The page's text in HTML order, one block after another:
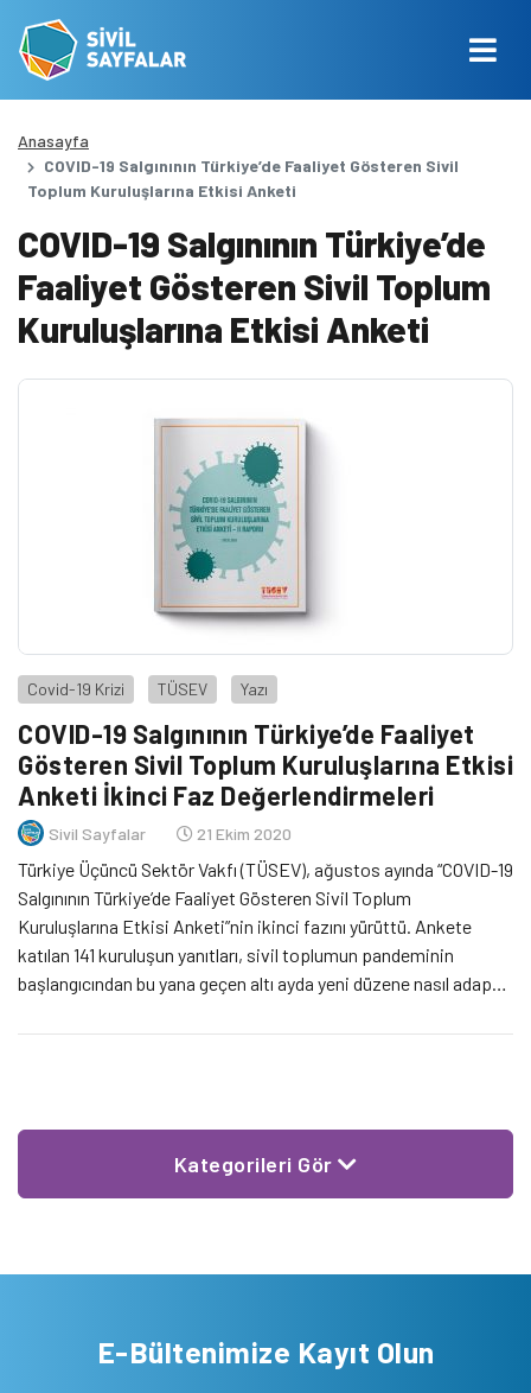
Anasayfa
COVID-19 Salgınının Türkiye’de Faaliyet Gösteren Sivil
Toplum Kuruluşlarına Etkisi Anketi
COVID-19 Salgınının Türkiye’de
Faaliyet Gösteren Sivil Toplum
Kuruluşlarına Etkisi Anketi
Covid-19 Krizi TÜSEV Yazı
COVID-19 Salgınının Türkiye’de Faaliyet
Gösteren Sivil Toplum Kuruluşlarına Etkisi
Anketi İkinci Faz Değerlendirmeleri
Sivil Sayfalar 21 Ekim 2020
Türkiye Üçüncü Sektör Vakfı (TÜSEV), ağustos ayında “COVID-19
Salgınının Türkiye’de Faaliyet Gösteren Sivil Toplum
Kuruluşlarına Etkisi Anketi”nin ikinci fazını yürüttü. Ankete
katılan 141 kuruluşun yanıtları, sivil toplumun pandeminin
başlangıcından bu yana geçen altı ayda yeni düzene nasıl adapte
belirginleştiğiyle ilgili yeni veriler sundu. Birinci anketten farklı
katkıda bulundu. Onur Sazak TÜSEV'in ayın yazısında ikinci
ankette sorulan yeni soruların katkılarını ve farklı bulguları
Kategorileri Gör
E-Bültenimize Kayıt Olun